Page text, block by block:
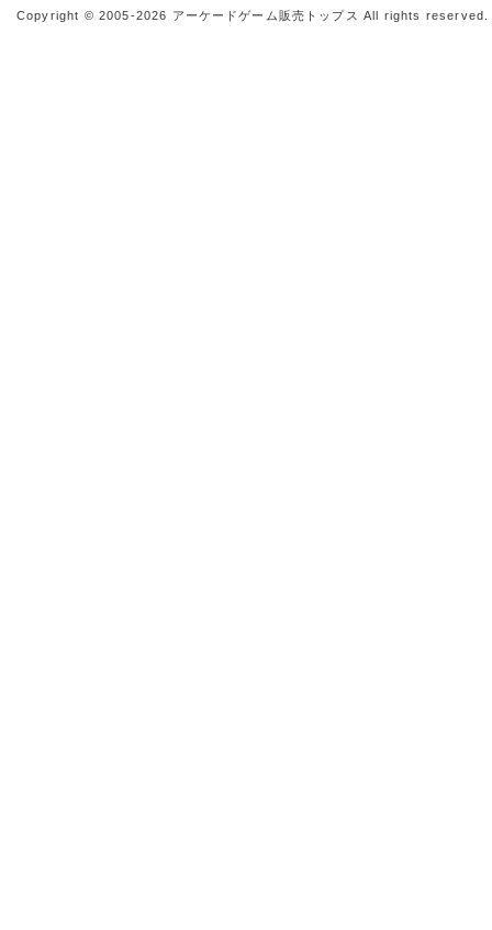
Copyright © 2005-2026 アーケードゲーム販売トップス All rights reserved.